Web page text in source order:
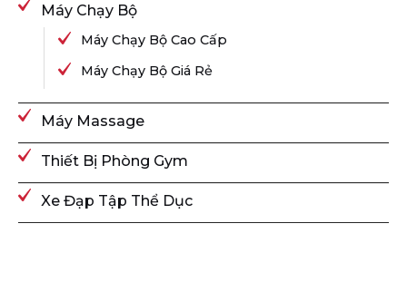
Máy Chạy Bộ
Máy Chạy Bộ Cao Cấp
Máy Chạy Bộ Giá Rẻ
Máy Massage
Thiết Bị Phòng Gym
Xe Đạp Tập Thể Dục